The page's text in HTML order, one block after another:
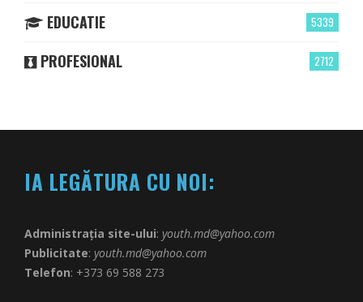
5339
EDUCATIE
2712
PROFESIONAL
IA LEGĂTURA CU NOI:
Administrația site-ului: youth.md@yahoo.com
Publicitate: youth.md@yahoo.com
Telefon: +373 69 588 273